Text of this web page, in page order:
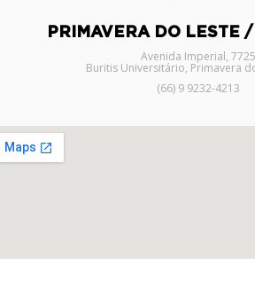
PRIMAVERA DO LESTE
Avenida Imperial, 7725
Buritis Universitário, Primavera
(66) 9 9232-4213